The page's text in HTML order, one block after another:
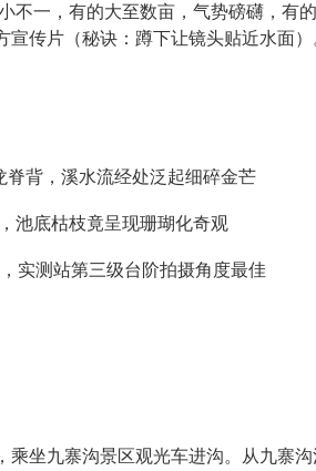
不一，有的大至数亩，气势磅礴，有
传片（秘诀：蹲下让镜头贴近水面）
背，溪水流经处泛起细碎金芒
池底枯枝竟呈现珊瑚化奇观
实测站第三级台阶拍摄角度最佳
乘坐九寨沟景区观光车进沟。从九寨